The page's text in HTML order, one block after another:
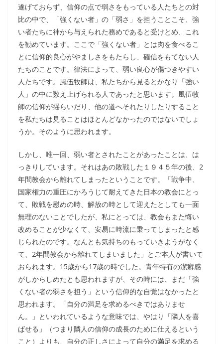
遂げておらず、信仰の点で弱さをもっている人たちとの対
比の中で、「強くない者」の「弱さ」を担うことこそ、強
い者たちに神から与えられた務めであると受けとめ、これ
を勧めています。ここで「強くない者」とは肉を食べるこ
とに信仰的良心がやましさをもたらし、確信をもてない人
たちのことです。律法によって、弱い良心が傷つきやすい
人たちです。風伍牧師は、私たちから見るとかなり「強い
人」の中に数え上げられる人であったと思います。風伍牧
師の信仰が揺らいだり、他の道へそれたりしたりすること
を私たちは見ることはほとんどなかったのではないでしょ
うか。そのように思われます。
しかし、唯一回、弱い者とされたことがあったことは、は
っきりしています。それはあの敗戦した１９４５年の後、2
年間教会から離れてしまったということです。「戦争中、
国家権力の重圧にかろうじて耐えてきた日本の教会にとっ
て、敗戦を慰めの時、解放の時として迎えたとしても一面
無理のないことでしたが、私にとっては、教会もまた悔い
改めることが少なくて、安易に時流に乗ってしまったと感
じられたのです。なんとも気持ちのもっていきようがなく
て、2年間教会から離れてしまいました」とご本人が書いて
おられます。15歳から17歳の時でした。青年特有の潔癖感
がしからしめたとも思われますが、その時には、まだ「強
くない者の弱さを担う」という信仰的な自覚はなかったと
思われます。「自分の満足を求めるべきではありませ
ん。」といわれているような意味では、やはり「隣人を喜
ばせる」（つまり隣人の信仰の成長のために仕えるという
こと）よりも、自分の正しさによって自分の満足を求める